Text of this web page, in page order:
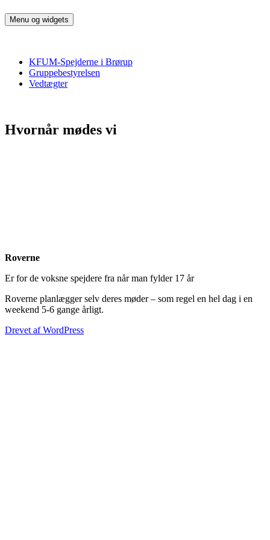
til
KFUM Spejderne i Brørup
Harald Blåtand Trop
Menu og widgets
KFUM-Spejderne i Brørup
Gruppebestyrelsen
Vedtægter
Hvornår mødes vi
Roverne
Er for de voksne spejdere fra når man fylder 17 år
Roverne planlægger selv deres møder – som regel en hel dag i en
weekend 5-6 gange årligt.
Drevet af WordPress